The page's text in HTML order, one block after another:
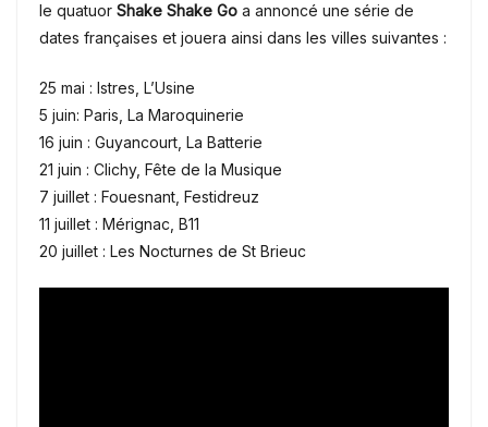
le quatuor Shake Shake Go a annoncé une série de
dates françaises et jouera ainsi dans les villes suivantes :
25 mai : Istres, L’Usine
5 juin: Paris, La Maroquinerie
16 juin : Guyancourt, La Batterie
21 juin : Clichy, Fête de la Musique
7 juillet : Fouesnant, Festidreuz
11 juillet : Mérignac, B11
20 juillet : Les Nocturnes de St Brieuc